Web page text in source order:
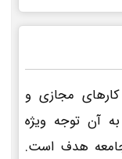
مجازی و
آن توجه ویژه
جامعه هدف است.